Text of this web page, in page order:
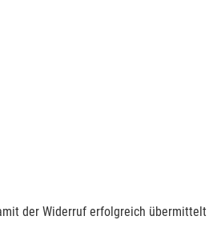
der Widerruf erfolgreich übermittelt